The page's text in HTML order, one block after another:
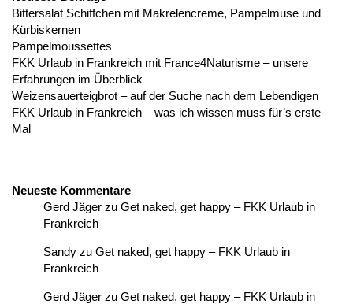
Bittersalat Schiffchen mit Makrelencreme, Pampelmuse und
Kürbiskernen
Pampelmoussettes
FKK Urlaub in Frankreich mit France4Naturisme – unsere
Erfahrungen im Überblick
Weizensauerteigbrot – auf der Suche nach dem Lebendigen
FKK Urlaub in Frankreich – was ich wissen muss für’s erste
Mal
Neueste Kommentare
Gerd Jäger zu Get naked, get happy – FKK Urlaub in
Frankreich
Sandy zu Get naked, get happy – FKK Urlaub in
Frankreich
Gerd Jäger zu Get naked, get happy – FKK Urlaub in